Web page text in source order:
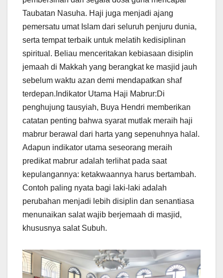
Taubatan Nasuha. Haji juga menjadi ajang
pemersatu umat Islam dari seluruh penjuru dunia,
serta tempat terbaik untuk melatih kedisiplinan
spiritual. Beliau menceritakan kebiasaan disiplin
jemaah di Makkah yang berangkat ke masjid jauh
sebelum waktu azan demi mendapatkan shaf
terdepan.Indikator Utama Haji Mabrur:Di
penghujung tausyiah, Buya Hendri memberikan
catatan penting bahwa syarat mutlak meraih haji
mabrur berawal dari harta yang sepenuhnya halal.
Adapun indikator utama seseorang meraih
predikat mabrur adalah terlihat pada saat
kepulangannya: ketakwaannya harus bertambah.
Contoh paling nyata bagi laki-laki adalah
perubahan menjadi lebih disiplin dan senantiasa
menunaikan salat wajib berjemaah di masjid,
khususnya salat Subuh.